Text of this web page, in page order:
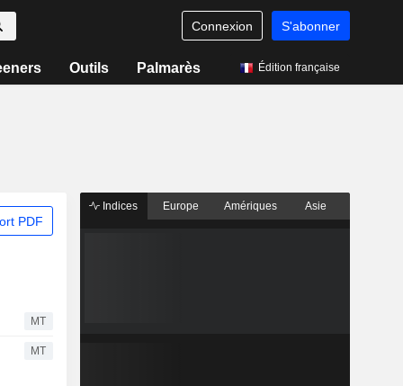
Connexion S'abonner
Outils Palmarès Édition française
PDF
MT
MT
Indices Europe Amériques Asie